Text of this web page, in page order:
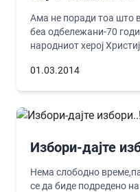
Ама не поради тоа што
беа одбележани-70
народниот херој
01.03.2014
Избори-дајте
Нема слободно
се да биде подредено